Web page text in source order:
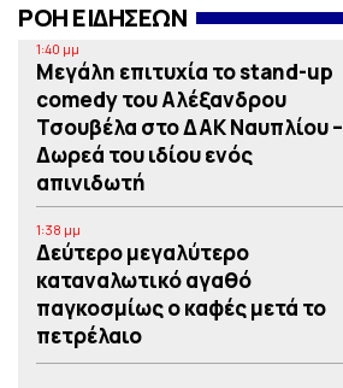
ΡΟΗ ΕΙΔΗΣΕΩΝ
1:40 μμ
Μεγάλη επιτυχία το stand-up
comedy του Αλέξανδρου
Τσουβέλα στο ΔΑΚ Ναυπλίου –
Δωρεά του ιδίου ενός
απινιδωτή
1:38 μμ
Δεύτερο μεγαλύτερο
καταναλωτικό αγαθό
παγκοσμίως ο καφές μετά το
πετρέλαιο